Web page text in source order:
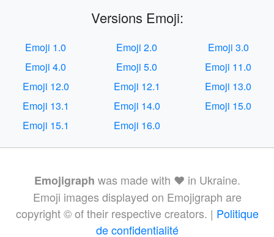
Versions Emoji:
Emoji 1.0 Emoji 2.0
Emoji 3.0
Emoji 4.0
Emoji 5.0
Emoji 11.0
Emoji 12.0
Emoji 12.1
Emoji 13.0
Emoji 13.1
Emoji 14.0
Emoji 15.0
Emoji 15.1
Emoji 16.0
Emojigraph was made with ❤️ in Ukraine.
Emoji images displayed on Emojigraph are
copyright © of their respective creators. | Politique
de confidentialité